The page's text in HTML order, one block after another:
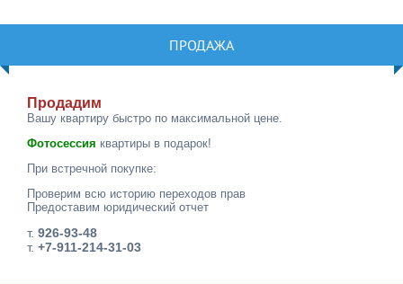
ПРОДАЖА
Продадим
Вашу квартиру быстро по максимальной цене.
Фотосессия квартиры в подарок!
При встречной покупке:
Проверим всю историю переходов прав
Предоставим юридический отчет
т. 926-93-48
т. +7-911-214-31-03